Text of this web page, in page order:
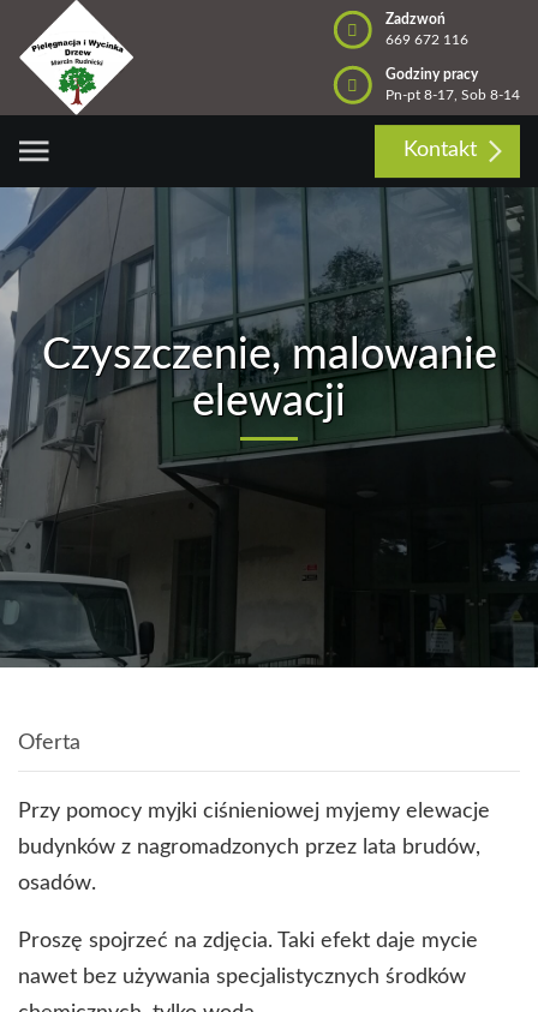
Zadzwoń
669 672 116
Godziny pracy
Pn-pt 8-17, Sob 8-14
Kontakt
Czyszczenie, malowanie
elewacji
Oferta
Przy pomocy myjki ciśnieniowej myjemy elewacje
budynków z nagromadzonych przez lata brudów,
osadów.
Proszę spojrzeć na zdjęcia. Taki efekt daje mycie
nawet bez używania specjalistycznych środków